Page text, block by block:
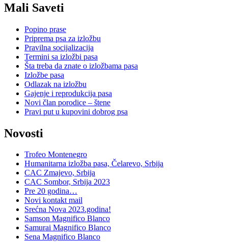
Mali Saveti
Popino prase
Priprema psa za izložbu
Pravilna socijalizacija
Termini sa izložbi pasa
Šta treba da znate o izložbama pasa
Izložbe pasa
Odlazak na izložbu
Gajenje i reprodukcija pasa
Novi član porodice – štene
Pravi put u kupovini dobrog psa
Novosti
Trofeo Montenegro
Humanitarna izložba pasa, Čelarevo, Srbija
CAC Zmajevo, Srbija
CAC Sombor, Srbija 2023
Pre 20 godina…
Novi kontakt mail
Srećna Nova 2023.godina!
Samson Magnifico Blanco
Samurai Magnifico Blanco
Sena Magnifico Blanco